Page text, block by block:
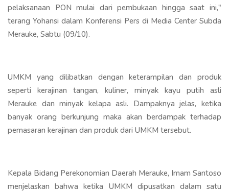
pelaksanaan PON mulai dari pembukaan hingga saat ini,"
terang Yohansi dalam Konferensi Pers di Media Center Subda
Merauke, Sabtu (09/10).
UMKM yang dilibatkan dengan keterampilan dan produk
seperti kerajinan tangan, kuliner, minyak kayu putih asli
Merauke dan minyak kelapa asli. Dampaknya jelas, ketika
banyak orang berkunjung maka akan berdampak terhadap
pemasaran kerajinan dan produk dari UMKM tersebut.
Kepala Bidang Perekonomian Daerah Merauke, Imam Santoso
menjelaskan bahwa ketika UMKM dipusatkan dalam satu